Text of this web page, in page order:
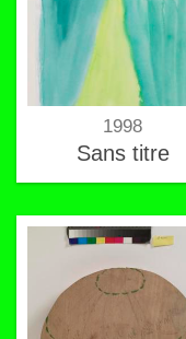
1998
Sans titre